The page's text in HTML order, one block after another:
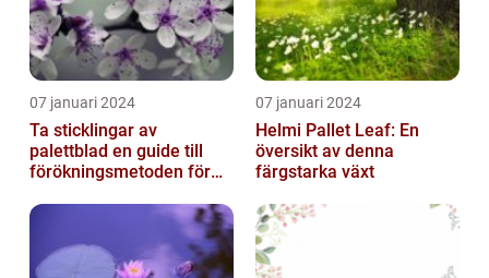
07 januari 2024
Ta sticklingar av
palettblad en guide till
förökningsmetoden för
07 januari 2024
Helmi Pallet Leaf: En
översikt av denna
färgstarka växt